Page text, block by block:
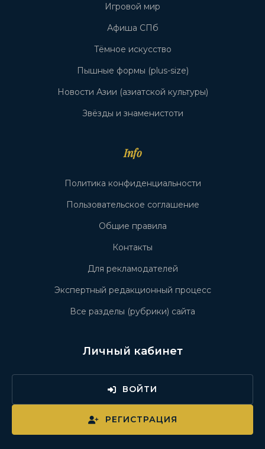
Игровой мир
Афиша СПб
Тёмное искусство
Пышные формы (plus-size)
Новости Азии (азиатской культуры)
Звёзды и знаменистоти
Info
Политика конфиденциальности
Пользовательское соглашение
Общие правила
Контакты
Для рекламодателей
Экспертный редакционный процесс
Все разделы (рубрики) сайта
Личный кабинет
ВОЙТИ
РЕГИСТРАЦИЯ